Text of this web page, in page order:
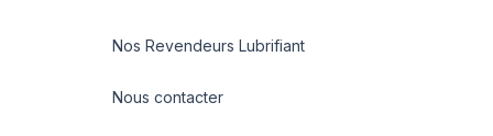
Nos Revendeurs Lubrifiant
Nous contacter